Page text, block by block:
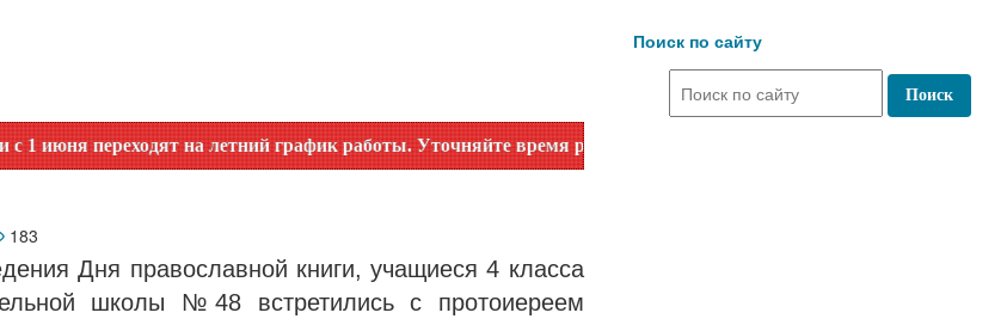
на летний график работы. Уточняйте время работы по номеру телефона или на сайте в разделе
183
Дня православной книги, учащиеся 4 класса
школы №48 встретились с протоиереем
Поиск по сайту